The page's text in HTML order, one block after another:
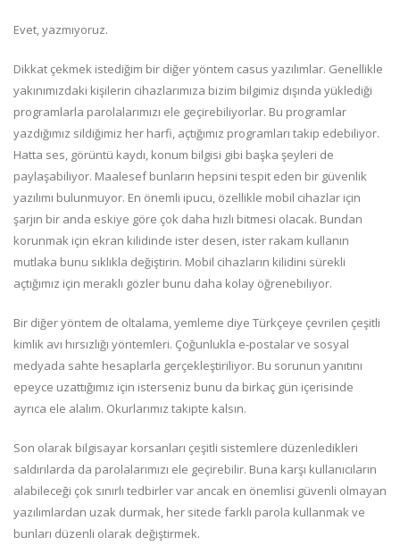
Evet, yazmıyoruz.
Dikkat çekmek istediğim bir diğer yöntem casus yazılımlar. Genellikle
yakınımızdaki kişilerin cihazlarımıza bizim bilgimiz dışında yüklediği
programlarla parolalarımızı ele geçirebiliyorlar. Bu programlar
yazdığımız sildiğimiz her harfi, açtığımız programları takip edebiliyor.
Hatta ses, görüntü kaydı, konum bilgisi gibi başka şeyleri de
paylaşabiliyor. Maalesef bunların hepsini tespit eden bir güvenlik
yazılımı bulunmuyor. En önemli ipucu, özellikle mobil cihazlar için
şarjın bir anda eskiye göre çok daha hızlı bitmesi olacak. Bundan
korunmak için ekran kilidinde ister desen, ister rakam kullanın
mutlaka bunu sıklıkla değiştirin. Mobil cihazların kilidini sürekli
açtığımız için meraklı gözler bunu daha kolay öğrenebiliyor.
Bir diğer yöntem de oltalama, yemleme diye Türkçeye çevrilen çeşitli
kimlik avı hırsızlığı yöntemleri. Çoğunlukla e-postalar ve sosyal
medyada sahte hesaplarla gerçekleştiriliyor. Bu sorunun yanıtını
epeyce uzattığımız için isterseniz bunu da birkaç gün içerisinde
ayrıca ele alalım. Okurlarımız takipte kalsın.
Son olarak bilgisayar korsanları çeşitli sistemlere düzenledikleri
saldırılarda da parolalarımızı ele geçirebilir. Buna karşı kullanıcıların
alabileceği çok sınırlı tedbirler var ancak en önemlisi güvenli olmayan
yazılımlardan uzak durmak, her sitede farklı parola kullanmak ve
bunları düzenli olarak değiştirmek.